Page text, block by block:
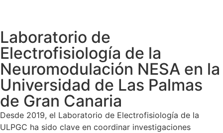
Laboratorio de
Electrofisiología de la
Neuromodulación NESA en la
Universidad de Las Palmas
de Gran Canaria
Desde 2019, el Laboratorio de Electrofisiología de la
ULPGC ha sido clave en coordinar investigaciones